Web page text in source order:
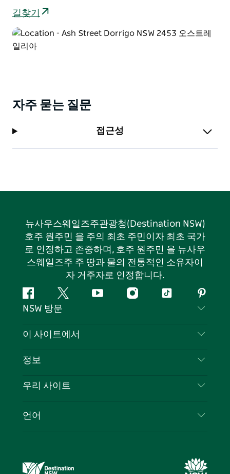
요롭게 만들어 줄 것입니다.
길찾기
자주 묻는 질문
접근성
뉴사우스웨일즈주관광청(Destination NSW)
호주 원주민 을 주의 최초 주민이자 최초 국가
로 인정하고 존중하며, 호주 원주민 을 뉴사우
스웨일즈주 주 땅과 물의 전통적인 소유자이
자 거주자로 인정합니다.
페
이
북
지
다
유
인
틱
핀
터
스
NSW 방문
문의하기
쿠키 고지
이 사이트에서
목적지
이벤트
정보
여행 정보
뉴사우스웨일즈주 의 사업
우리 사이트
뉴사우스웨일즈주관광청(Destination NSW) 미디
언어